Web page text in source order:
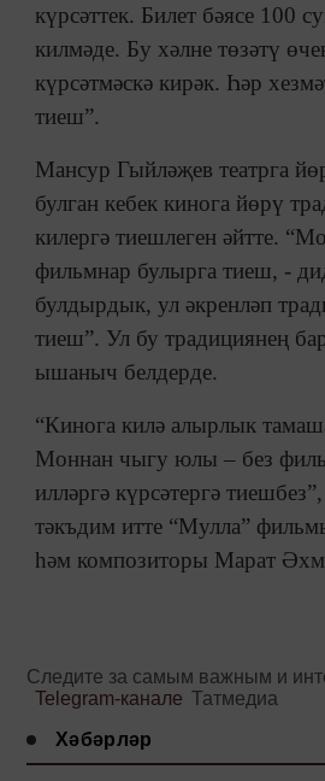
күрсәттек. Билет бәясе 100
килмәде. Бу хәлне төзәтү
күрсәтмәскә кирәк. Һәр
тиеш”.
Мансур Гыйләҗев театрга
булган кебек кинога йөрү
килергә тиешлеген әйтте.
фильмнар булырга тиеш, -
булдырдык, ул әкренләп
тиеш”. Ул бу традициянең
ышаныч белдерде.
“Кинога килә алырлык
Моннан чыгу юлы – без
илләргә күрсәтергә
тәкъдим итте “Мулла”
һәм композиторы Марат
Следите за самым важным и
Telegram-канале Татмедиа
Хәбәрләр